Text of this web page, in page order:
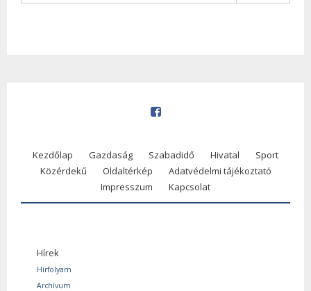
Kezdőlap Gazdaság Szabadidő Hivatal
Sport
Közérdekű
Oldaltérkép
Adatvédelmi tájékoztató
Impresszum
Kapcsolat
Hírek
Hírfolyam
Archívum